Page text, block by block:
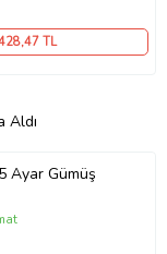
,47 TL
Aldı
Ayar Gümüş